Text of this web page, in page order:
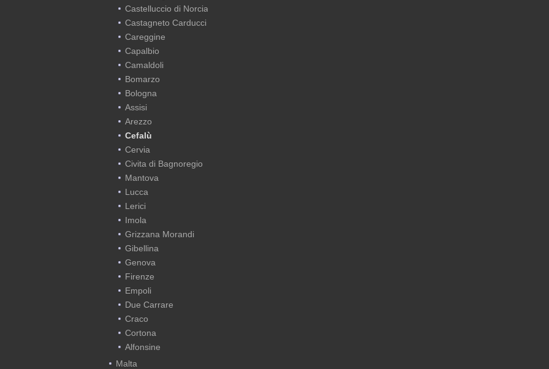
Castelluccio di Norcia
Castagneto Carducci
Careggine
Capalbio
Camaldoli
Bomarzo
Bologna
Assisi
Arezzo
Cefalù
Cervia
Civita di Bagnoregio
Mantova
Lucca
Lerici
Imola
Grizzana Morandi
Gibellina
Genova
Firenze
Empoli
Due Carrare
Craco
Cortona
Alfonsine
Malta